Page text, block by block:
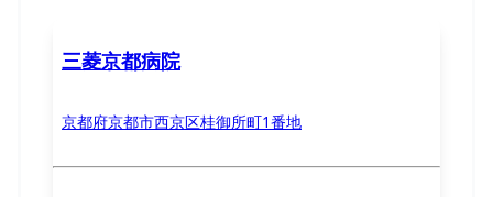
三菱京都病院
京都府京都市西京区桂御所町1番地